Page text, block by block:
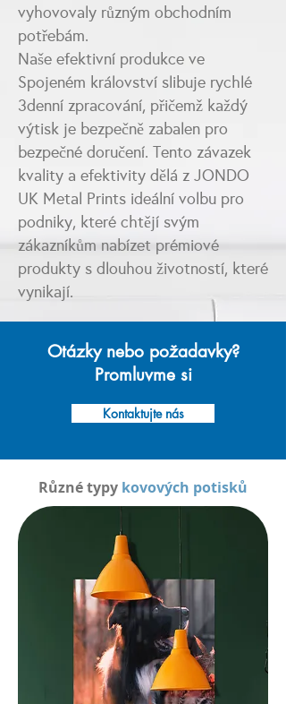
vyhovovaly různým obchodním
potřebám.
Naše efektivní produkce ve
Spojeném království slibuje rychlé
3denní zpracování, přičemž každý
výtisk je bezpečně zabalen pro
bezpečné doručení. Tento závazek
kvality a efektivity dělá z JONDO
UK Metal Prints ideální volbu pro
podniky, které chtějí svým
zákazníkům nabízet prémiové
produkty s dlouhou životností, které
vynikají.
Otázky nebo požadavky?
Promluvme si
Kontaktujte nás
Různé typy kovových potisků